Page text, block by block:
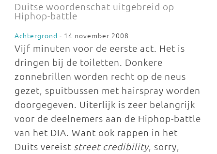
Duitse woordenschat uitgebreid op
Hiphop-battle
Achtergrond - 14 november 2008
Vijf minuten voor de eerste act. Het is
dringen bij de toiletten. Donkere
zonnebrillen worden recht op de neus
gezet, spuitbussen met hairspray worden
doorgegeven. Uiterlijk is zeer belangrijk
voor de deelnemers aan de Hiphop-battle
van het DIA. Want ook rappen in het
Duits vereist street credibility, sorry,